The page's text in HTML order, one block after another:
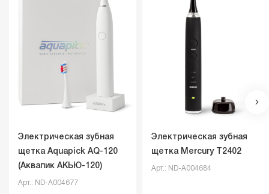
Электрическая зубная
щетка Aquapick AQ-120
(Аквапик АКЬЮ-120)
Арт.: ND-A004677
Электрическая зубная
щетка Mercury T2402
Арт.: ND-A004684